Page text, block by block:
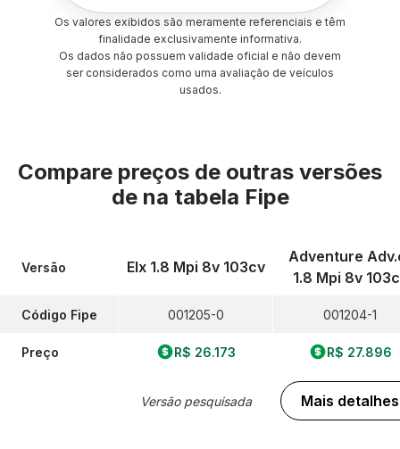
Os valores exibidos são meramente referenciais e têm
finalidade exclusivamente informativa.
Os dados não possuem validade oficial e não devem
ser considerados como uma avaliação de veículos
usados.
Compare preços de outras versões
de na tabela Fipe
Versão
Código Fipe
Preço
Elx 1.8 Mpi 8v 103cv
001205-0
R$ 26.173
Versão pesquisada
Adventure
1.8 Mpi 8v
001204-1
R$ 27.896
Mais detalhes